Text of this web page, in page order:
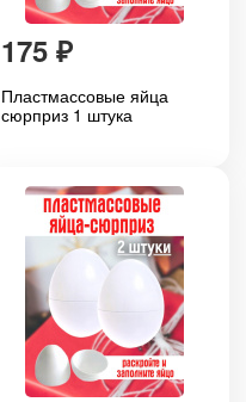
175 ₽
Пластмассовые яйца
сюрприз 1 штука